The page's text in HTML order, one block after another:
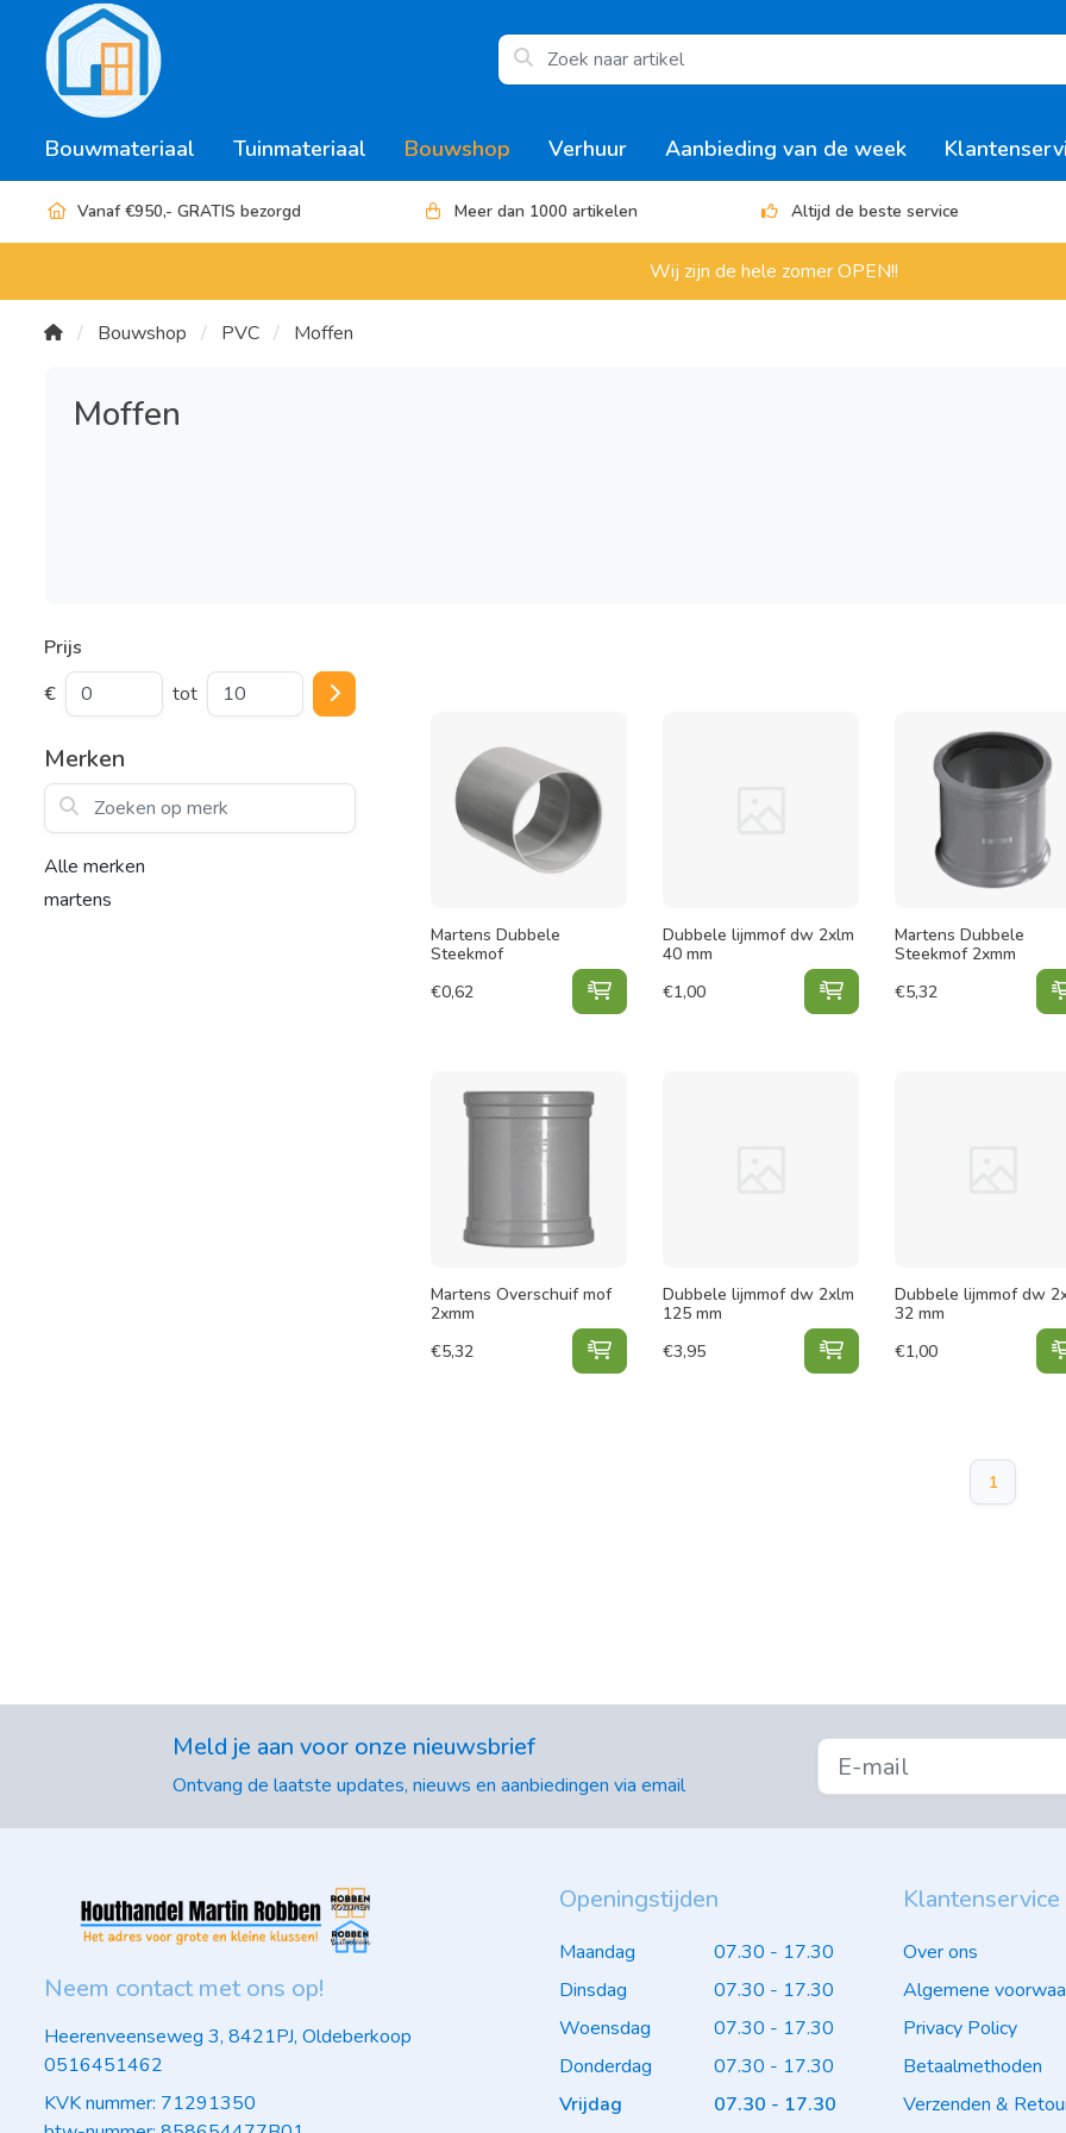
Bouwmateriaal Tuinmateriaal Bouwshop Verhuur Aanbieding van de week
Vanaf €950,- GRATIS bezorgd Meer dan 1000 artikelen Altijd de beste service
Wij zijn de hele zomer OPEN!!
Bouwshop PVC Moffen
Moffen
Prijs
€
tot
Merken
Zoeken op merk
Alle merken
martens
Martens Dubbele
Steekmof
€0,62 Martens Dubbele Steekmof toevoegen aan
Dubbele lijmmof dw 2xlm
40 mm
€1,00 Dubbele lijmmof dw 2xlm
Martens Dubbele
Steekmof 2xmm
€5,32
Martens Overschuif mof
2xmm
€5,32 Martens Overschuif mof 2xmm toevoegen aan
Dubbele lijmmof dw 2xlm
125 mm
€3,95 Dubbele lijmmof dw 2xlm
Dubbele lijmmof dw
32 mm
€1,00
1
Meld je aan voor onze nieuwsbrief
Ontvang de laatste updates, nieuws en aanbiedingen via email
Neem contact met ons op!
Heerenveenseweg 3, 8421PJ, Oldeberkoop
0516451462
KVK nummer: 71291350
Openingstijden
Maandag
07.30 - 17.30
Dinsdag
07.30 - 17.30
Woensdag
07.30 - 17.30
Donderdag
07.30 - 17.30
Vrijdag
07.30 - 17.30
Klantenservice
Over ons
Algemene
Privacy Policy
Betaalmethoden
Verzenden &